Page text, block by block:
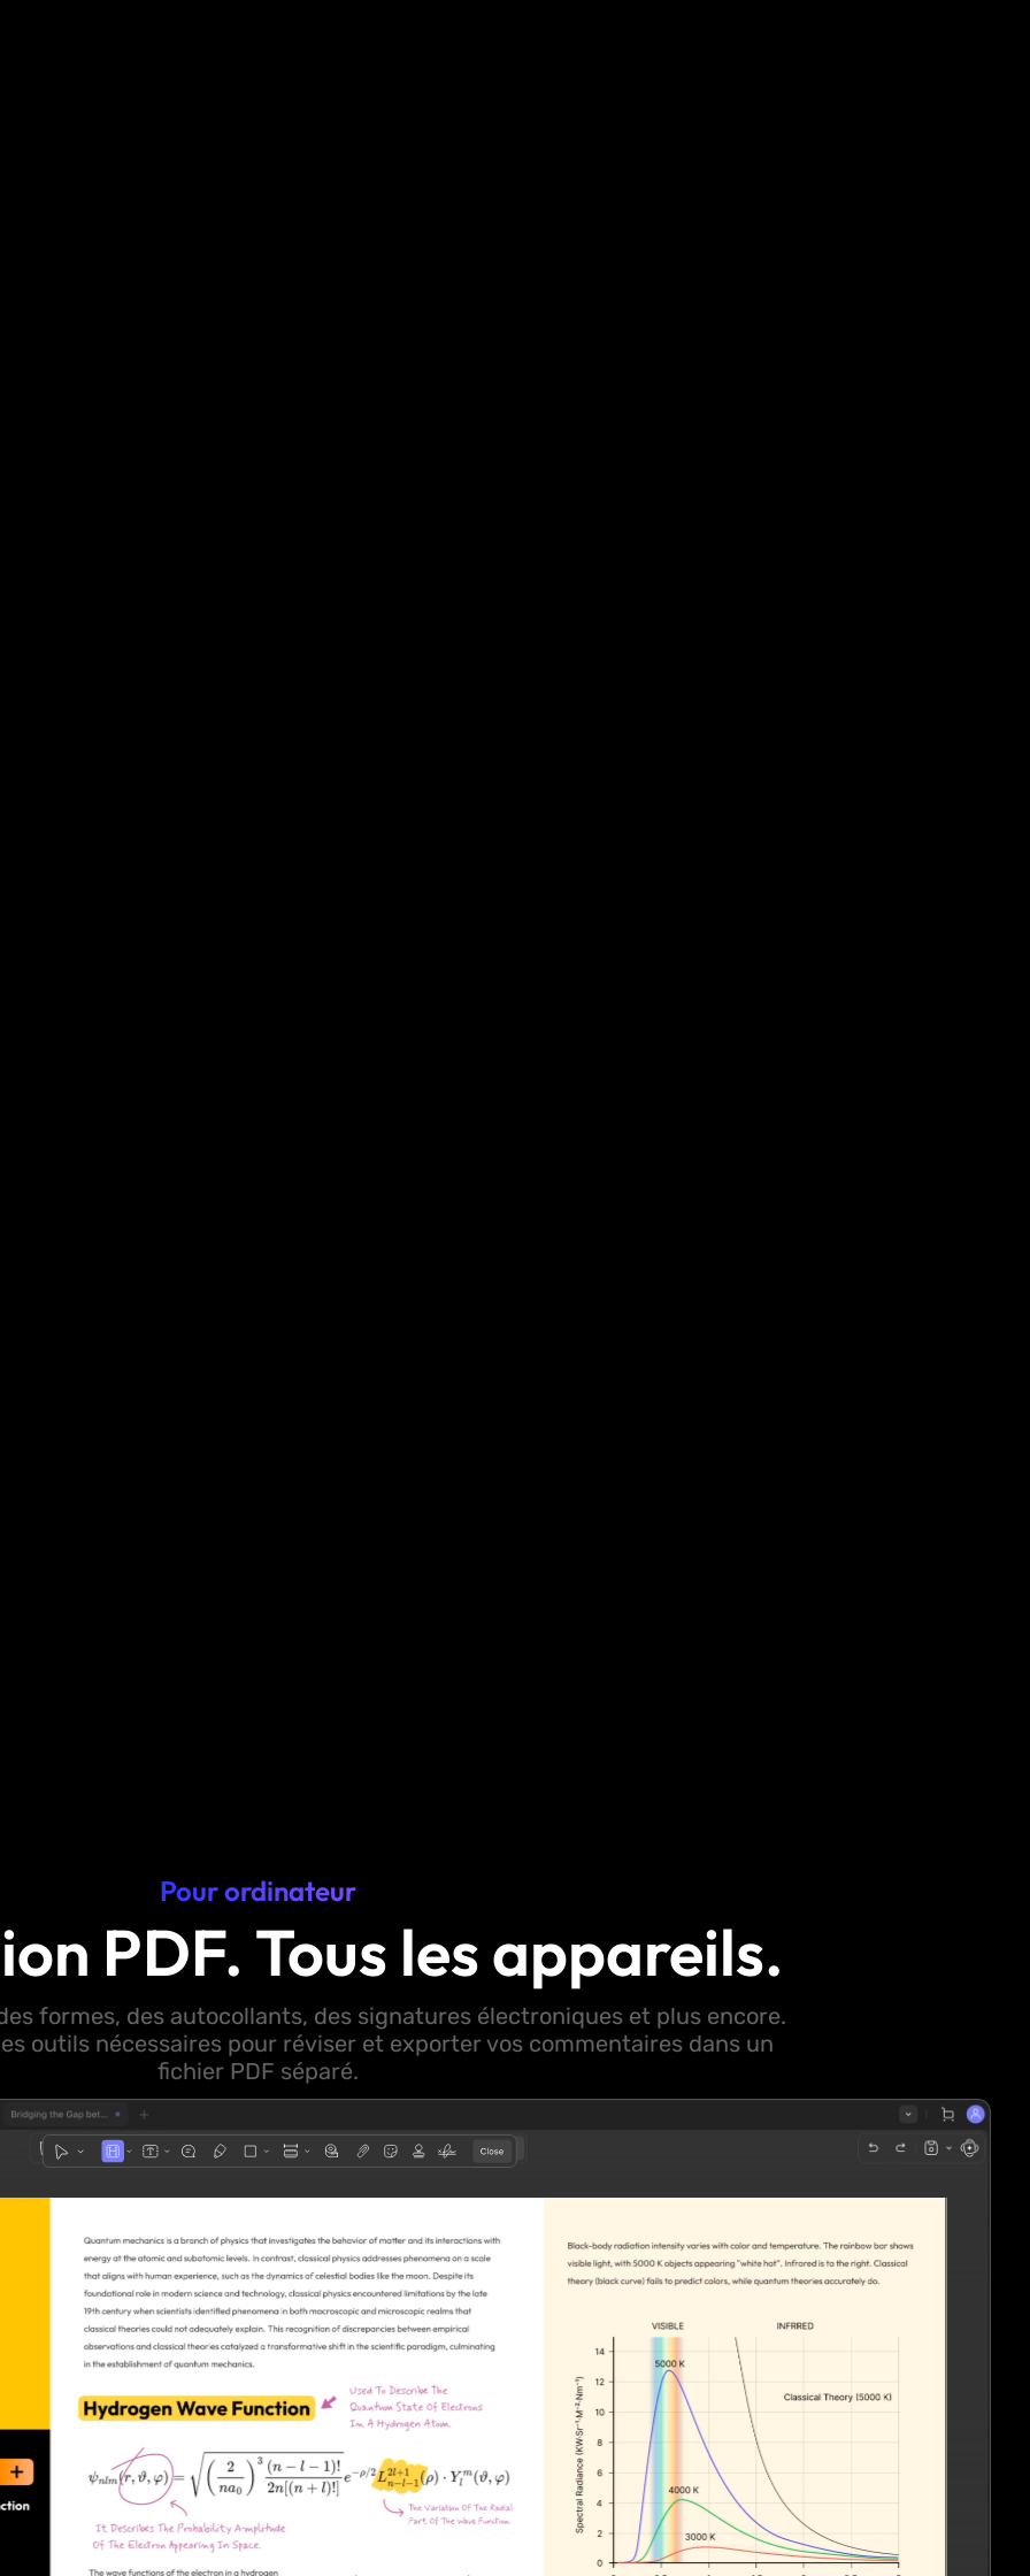
Pour ordinateur
PDF. Tous les appareils.
formes, des autocollants, des signatures électroniques et plus encore.
outils nécessaires pour réviser et exporter vos commentaires dans un
fichier PDF séparé.
3 5